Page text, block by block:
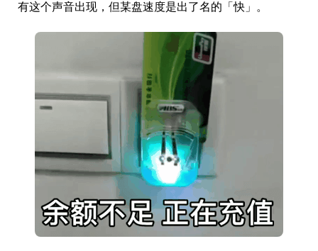
有这个声音出现，但某盘速度是出了名的「快」。